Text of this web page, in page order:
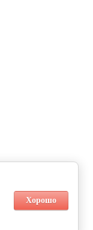
Хорошо